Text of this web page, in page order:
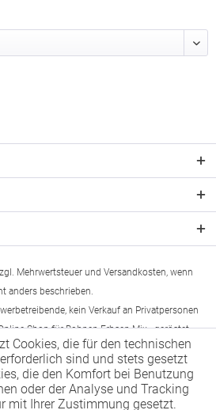
Mehrwertsteuer und Versandkosten, wenn
anders beschrieben.
kein Verkauf an Privatpersonen
Shop für Bohnen-Erbsen-Mix - geröstet.
Cookies, die für den technischen
sind und stets gesetzt
die den Komfort bei Benutzung
oder der Analyse und Tracking
mit Ihrer Zustimmung gesetzt.